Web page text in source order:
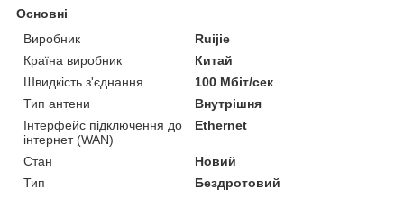
Основні
Виробник
Ruijie
Країна виробник
Китай
Швидкість з'єднання
100 Мбіт/сек
Тип антени
Внутрішня
Інтерфейс підключення до
інтернет (WAN)
Ethernet
Стан
Новий
Тип
Бездротовий